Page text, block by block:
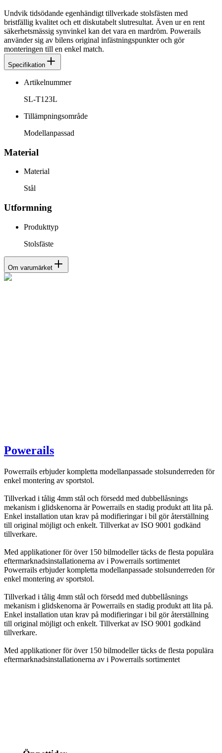
Undvik tidsödande egenhändigt tillverkade stolsfästen med
bristfällig kvalitet och ett diskutabelt slutresultat. Även ur en rent
säkerhetsmässig synvinkel kan det vara en mardröm. Powerails
använder sig av bilens original infästningspunkter och gör
monteringen till en enkel match.
Specifikation
Artikelnummer
SL-T123L
Tillämpningsområde
Modellanpassad
Material
Material
Stål
Utformning
Produkttyp
Stolsfäste
Om varumärket
Powerails
Powerrails erbjuder kompletta modellanpassade stolsunderreden för
enkel montering av sportstol.
Tillverkad i tålig 4mm stål och försedd med dubbellåsnings
mekanism i glidskenorna är Powerrails en stadig produkt att lita på.
Enkel installation utan krav på modifieringar i bil gör återställning
till original möjligt och enkelt. Tillverkat av ISO 9001 godkänd
tillverkare.
Med applikationer för över 150 bilmodeller täcks de flesta populära
eftermarknadsinstallationerna av i Powerrails sortimentet
Powerrails erbjuder kompletta modellanpassade stolsunderreden för
enkel montering av sportstol.
Tillverkad i tålig 4mm stål och försedd med dubbellåsnings
mekanism i glidskenorna är Powerrails en stadig produkt att lita på.
Enkel installation utan krav på modifieringar i bil gör återställning
till original möjligt och enkelt. Tillverkat av ISO 9001 godkänd
tillverkare.
Med applikationer för över 150 bilmodeller täcks de flesta populära
eftermarknadsinstallationerna av i Powerrails sortimentet